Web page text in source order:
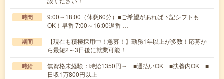
時間
9:00～18:00（休憩60分）■ご希望があれば下記シフトも
OK！早番 7:00～16:00遅番 …
期間
【現在も積極採用中！急募！】勤務1年以上が多数！応募か
ら最短2～3日後に就業可能！
時給
無資格未経験：時給1350円～ ■週払いOK ■扶養内OK ■
日収1万800円以上